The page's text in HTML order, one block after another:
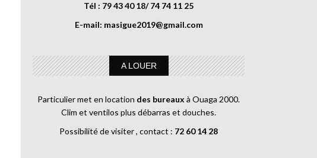
Tél : 79 43 40 18/ 74 74 11 25
E-mail: masigue2019@gmail.com
A LOUER
Particulier met en location des bureaux à Ouaga 2000.
Clim et ventilos plus débarras et douches.
Possibilité de visiter , contact : 72 60 14 28